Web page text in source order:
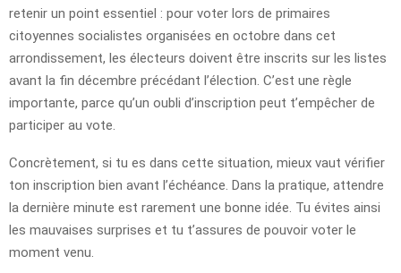
retenir un point essentiel : pour voter lors de primaires
citoyennes socialistes organisées en octobre dans cet
arrondissement, les électeurs doivent être inscrits sur les listes
avant la fin décembre précédant l’élection. C’est une règle
importante, parce qu’un oubli d’inscription peut t’empêcher de
participer au vote.
Concrètement, si tu es dans cette situation, mieux vaut vérifier
ton inscription bien avant l’échéance. Dans la pratique, attendre
la dernière minute est rarement une bonne idée. Tu évites ainsi
les mauvaises surprises et tu t’assures de pouvoir voter le
moment venu.